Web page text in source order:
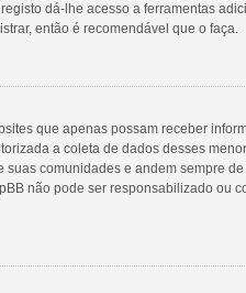
dá-lhe acesso a ferramentas
então é recomendável que o faça.
que apenas possam receber
a coleta de dados desses
comunidades e andem sempre
não pode ser responsabilizado ou